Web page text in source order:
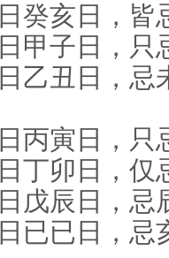
癸亥日，皆
甲子日，只
乙丑日，忌
丙寅日，只
丁卯日，仅
戊辰日，忌
已已日，忌